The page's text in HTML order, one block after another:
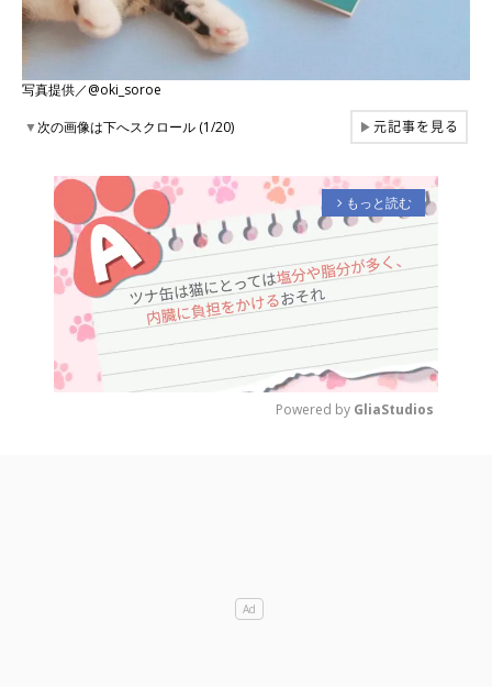
写真提供／@oki_soroe
▼次の画像は下へスクロール (1/20) ▶元記事を見る
arrow_forward_ios もっと読む
Powered by GliaStudios